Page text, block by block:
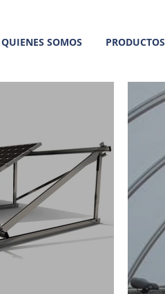
QUIENES SOMOS PRODUCTOS